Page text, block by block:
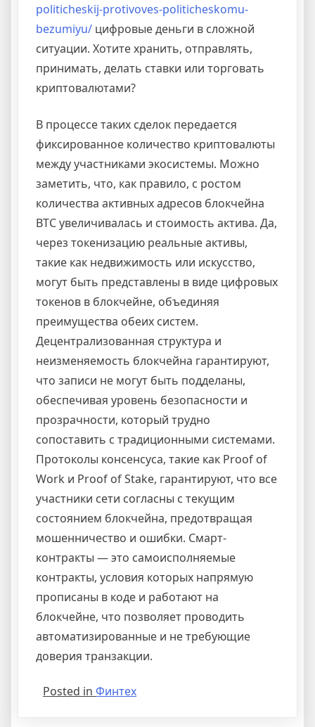
politicheskij-protivoves-politicheskomu-
bezumiyu/ цифровые деньги в сложной
ситуации. Хотите хранить, отправлять,
принимать, делать ставки или торговать
криптовалютами?
В процессе таких сделок передается
фиксированное количество криптовалюты
между участниками экосистемы. Можно
заметить, что, как правило, с ростом
количества активных адресов блокчейна
BTC увеличивалась и стоимость актива. Да,
через токенизацию реальные активы,
такие как недвижимость или искусство,
могут быть представлены в виде цифровых
токенов в блокчейне, объединяя
преимущества обеих систем.
Децентрализованная структура и
неизменяемость блокчейна гарантируют,
что записи не могут быть подделаны,
обеспечивая уровень безопасности и
прозрачности, который трудно
сопоставить с традиционными системами.
Протоколы консенсуса, такие как Proof of
Work и Proof of Stake, гарантируют, что все
участники сети согласны с текущим
состоянием блокчейна, предотвращая
мошенничество и ошибки. Смарт-
контракты — это самоисполняемые
контракты, условия которых напрямую
прописаны в коде и работают на
блокчейне, что позволяет проводить
автоматизированные и не требующие
доверия транзакции.
Posted in Финтех